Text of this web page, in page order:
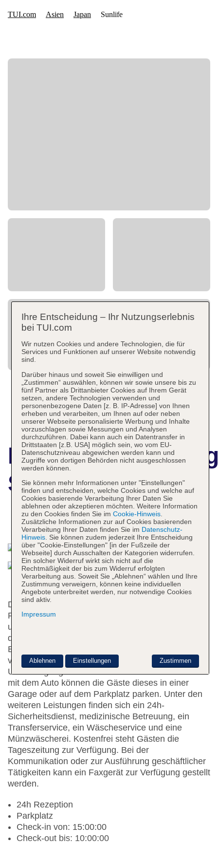
Sunlife
Das bietet Ihre Unterkunft
Dieses Hotel verfügt über einen Aufzug und eine
Rezeption. Eine Gepäckaufbewahrung, ein Safe
und ein Getränkeautomat gehören zur Einrichtung
des Hauses. WLAN ist in den öffentlichen
Bereichen verfügbar. Geschäfte sind ebenfalls
vorhanden. Zur weiteren Einrichtung der
Unterbringung zählt ein TV-Raum. Bei einer Anreise
mit dem Auto können die Gäste dieses in einer
Garage oder auf dem Parkplatz parken. Unter den
weiteren Leistungen finden sich ein 24h-
Sicherheitsdienst, medizinische Betreuung, ein
Transferservice, ein Wäscheservice und eine
Münzwäscherei. Kostenfrei steht Gästen die
Tageszeitung zur Verfügung. Bei der
Kommunikation oder zur Ausführung geschäftlicher
Tätigkeiten kann ein Faxgerät zur Verfügung gestellt
werden.
24h Rezeption
Parkplatz
Check-in von: 15:00:00
Check-out bis: 10:00:00
Ihre Entscheidung – Ihr Nutzungserlebnis
bei TUI.com
Wir nutzen Cookies und andere Technologien, die für
Services und Funktionen auf unserer Website notwendig
sind.
Darüber hinaus und soweit Sie einwilligen und
„Zustimmen“ auswählen, können wir sowie unsere bis zu
fünf Partner als Drittanbieter Cookies auf Ihrem Gerät
setzen, andere Technologien verwenden und
personenbezogene Daten [z. B. IP-Adresse] von Ihnen
erheben und verarbeiten, um Ihnen auf oder neben
unserer Webseite personalisierte Werbung und Inhalte
vorzuschlagen sowie Messungen und Analysen
durchzuführen. Dabei kann auch ein Datentransfer in
Drittstaaten [z.B. USA] möglich sein, wo vom EU-
Datenschutzniveau abgewichen werden kann und
Zugriffe von dortigen Behörden nicht ausgeschlossen
werden können.
Sie können mehr Informationen unter "Einstellungen"
finden und entscheiden, welche Cookies und welche auf
Cookies basierende Verarbeitung Ihrer Daten Sie
ablehnen oder akzeptieren möchten. Weitere Information
zu den Cookies finden Sie im Cookie-Hinweis.
Zusätzliche Informationen zur auf Cookies basierenden
Verarbeitung Ihrer Daten finden Sie im Datenschutz-
Hinweis. Sie können zudem jederzeit Ihre Entscheidung
über "Cookie-Einstellungen" [in der Fußzeile der
Webseite] durch Ausschalten der Kategorien widerrufen.
Ein solcher Widerruf wirkt sich nicht auf die
Rechtmäßigkeit der bis zum Widerruf erfolgten
Verarbeitung aus. Soweit Sie „Ablehnen“ wählen und Ihre
Zustimmung verweigern, können keine individuellen
Angebote unterbreitet werden, nur notwendige Cookies
sind aktiv.
Impressum
Zustimmen
Ablehnen Einstellungen